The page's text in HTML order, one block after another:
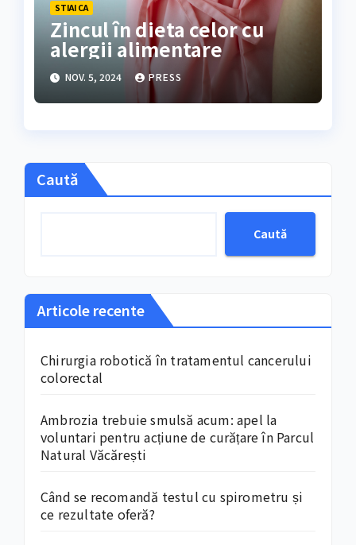
STIAI CA
Zincul în dieta celor cu
alergii alimentare
NOV. 5, 2024 PRESS
Caută
Caută
Articole recente
Chirurgia robotică în tratamentul cancerului
colorectal
Ambrozia trebuie smulsă acum: apel la
voluntari pentru acțiune de curățare în Parcul
Natural Văcărești
Când se recomandă testul cu spirometru și
ce rezultate oferă?